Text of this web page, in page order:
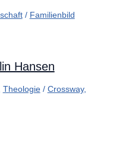
/ Familienbild
Hansen
Theologie/ Crossway,